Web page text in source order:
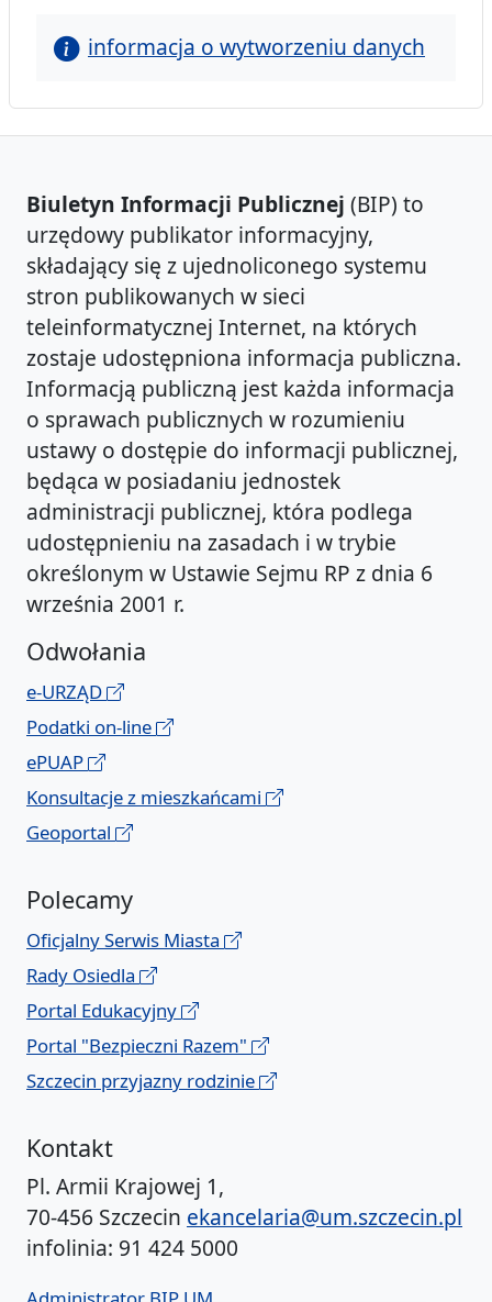
informacja o wytworzeniu danych
Biuletyn Informacji Publicznej (BIP) to
urzędowy publikator informacyjny,
składający się z ujednoliconego systemu
stron publikowanych w sieci
teleinformatycznej Internet, na których
zostaje udostępniona informacja publiczna.
Informacją publiczną jest każda informacja
o sprawach publicznych w rozumieniu
ustawy o dostępie do informacji publicznej,
będąca w posiadaniu jednostek
administracji publicznej, która podlega
udostępnieniu na zasadach i w trybie
określonym w Ustawie Sejmu RP z dnia 6
września 2001 r.
Odwołania
e-URZĄD
Podatki on-line
ePUAP
Konsultacje z mieszkańcami
Geoportal
Polecamy
Oficjalny Serwis Miasta
Rady Osiedla
Portal Edukacyjny
Portal "Bezpieczni Razem"
Szczecin przyjazny rodzinie
Kontakt
Pl. Armii Krajowej 1,
70-456 Szczecin ekancelaria@um.szczecin.pl
infolinia: 91 424 5000